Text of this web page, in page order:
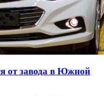
от завода в Южной